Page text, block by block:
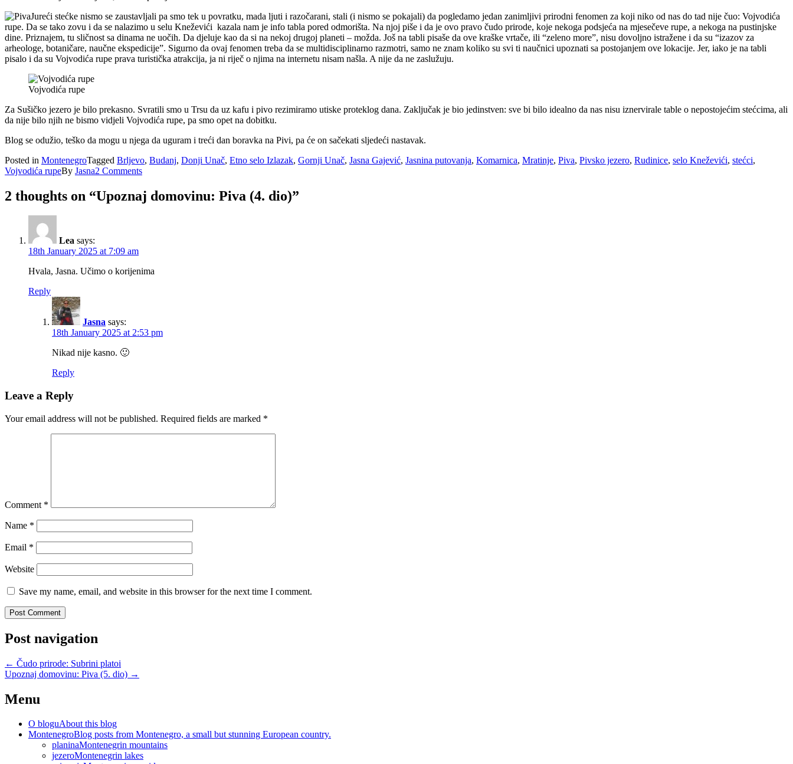
Jureći stećke nismo se zaustavljali pa smo tek u povratku, mada ljuti i razočarani, stali (i nismo se pokajali) da pogledamo jedan zanimljivi prirodni fenomen za koji niko od nas do tad nije čuo: Vojvodića
rupe. Da se tako zovu i da se nalazimo u selu Kneževići kazala nam je info tabla pored odmorišta. Na njoj piše i da je ovo pravo čudo prirode, koje nekoga podsjeća na mjesečeve rupe, a nekoga na pustinjske
dine. Priznajem, tu sličnost sa dinama ne uočih. Da djeluje kao da si na nekoj drugoj planeti – možda. Još na tabli pisaše da ove kraške vrtače, ili “zeleno more”, nisu dovoljno istražene i da su “izazov za
arheologe, botaničare, naučne ekspedicije”. Sigurno da ovaj fenomen treba da se multidisciplinarno razmotri, samo ne znam koliko su svi ti naučnici upoznati sa postojanjem ove lokacije. Jer, iako je na tabli
pisalo i da su Vojvodića rupe prava turistička atrakcija, ja ni riječ o njima na internetu nisam našla. A nije da ne zaslužuju.
Vojvodića rupe
Za Sušičko jezero je bilo prekasno. Svratili smo u Trsu da uz kafu i pivo rezimiramo utiske proteklog dana. Zaključak je bio jedinstven: sve bi bilo idealno da nas nisu iznervirale table o nepostojećim stećcima, ali
da nije bilo njih ne bismo vidjeli Vojvodića rupe, pa smo opet na dobitku.
Blog se odužio, teško da mogu u njega da uguram i treći dan boravka na Pivi, pa će on sačekati sljedeći nastavak.
Posted in MontenegroTagged Brljevo, Budanj, Donji Unač, Etno selo Izlazak, Gornji Unač, Jasna Gajević, Jasnina putovanja, Komarnica, Mratinje, Piva, Pivsko jezero, Rudinice, selo Kneževići, stećci,
Vojvodića rupeBy Jasna2 Comments
2 thoughts on “Upoznaj domovinu: Piva (4. dio)”
Lea says:
18th January 2025 at 7:09 am
Hvala, Jasna. Učimo o korijenima
Reply
Jasna says:
18th January 2025 at 2:53 pm
Nikad nije kasno. 🙂
Reply
Leave a Reply
Your email address will not be published. Required fields are marked *
Comment *
Name *
Email *
Website
Save my name, email, and website in this browser for the next time I comment.
Post navigation
← Čudo prirode: Subrini platoi
Upoznaj domovinu: Piva (5. dio) →
Menu
O bloguAbout this blog
MontenegroBlog posts from Montenegro, a small but stunning European country.
planinaMontenegrin mountains
jezeroMontenegrin lakes